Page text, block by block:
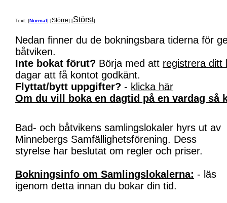
Text: [Normal] [Större] [Störst]
Nedan finner du de bokningsbara tiderna för
båtviken.
Inte bokat förut? Börja med att registrera ditt
dagar att få kontot godkänt.
Flyttat/bytt uppgifter? - klicka här
Om du vill boka en dagtid på en vardag så
Bad- och båtvikens samlingslokaler hyrs ut av
Minnebergs Samfällighetsförening. Dess
styrelse har beslutat om regler och priser.
Bokningsinfo om Samlingslokalerna: - läs
igenom detta innan du bokar din tid.